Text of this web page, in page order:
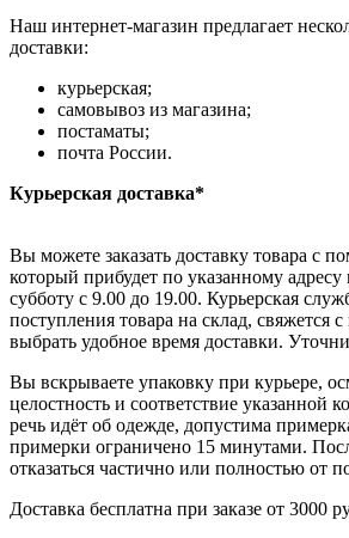
Наш интернет-магазин предлагает
доставки:
курьерская;
самовывоз из магазина;
постаматы;
почта России.
Курьерская доставка*
Вы можете заказать доставку товара с
который прибудет по указанному
субботу с 9.00 до 19.00. Курьерская
поступления товара на склад, свяжется
выбрать удобное время доставки.
Вы вскрываете упаковку при курьере,
целостность и соответствие указанной
речь идёт об одежде, допустима
примерки ограничено 15 минутами.
отказаться частично или полностью от
Доставка бесплатна при заказе от 3000